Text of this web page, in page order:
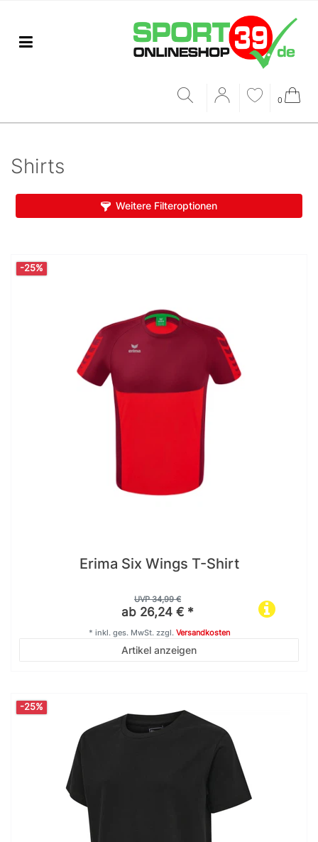
0
Shirts
Weitere Filteroptionen
-25%
Erima Six Wings T-Shirt
UVP 34,99 €
ab 26,24 € *
Artikel anzeigen
* inkl. ges. MwSt.zzgl. Versandkosten
-25%